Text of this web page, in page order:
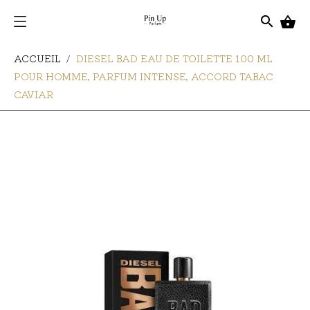

search
ACCUEIL
DIESEL BAD EAU DE TOILETTE 100 ML
POUR HOMME, PARFUM INTENSE, ACCORD TABAC
CAVIAR